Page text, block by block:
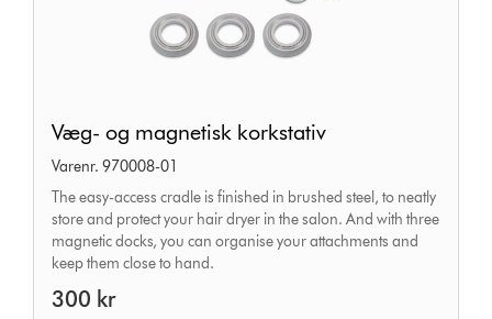
og
magnetisk
korkstativ
Væg- og magnetisk korkstativ
Varenr. 970008-01
The easy-access cradle is finished in brushed steel, to neatly
store and protect your hair dryer in the salon. And with three
magnetic docks, you can organise your attachments and
keep them close to hand.
300 kr